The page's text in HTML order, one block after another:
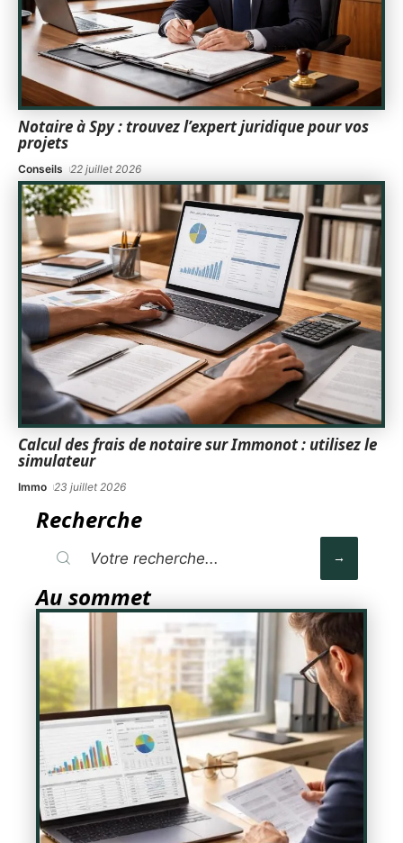
Notaire à Spy : trouvez l’expert juridique pour vos
projets
Conseils 22 juillet 2026
Calcul des frais de notaire sur Immonot : utilisez le
simulateur
Immo 23 juillet 2026
Recherche
Au sommet